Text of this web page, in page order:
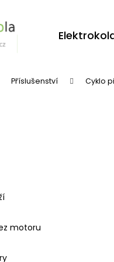
Příslušenství Cyklo
motoru